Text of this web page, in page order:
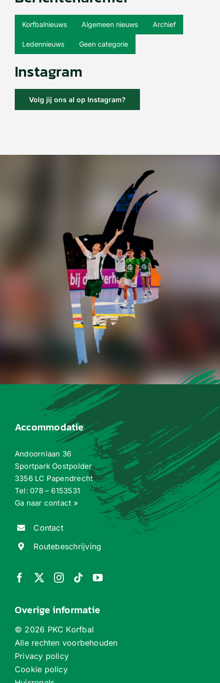
Korfbalnieuws Algemeen nieuws Archief
Ledennieuws Geen categorie
Instagram
Volg jij ons al op Instagram?
Accommodatie
Andoornlaan 36
Sportpark Oostpolder
3356 LC Papendrecht
Tel: 078 – 6153531
Ga naar contact »
Contact
Routebeschrijving
Overige informatie
© 2026 PKC Korfbal
Alle rechten voorbehouden
Privacy policy
Cookie policy